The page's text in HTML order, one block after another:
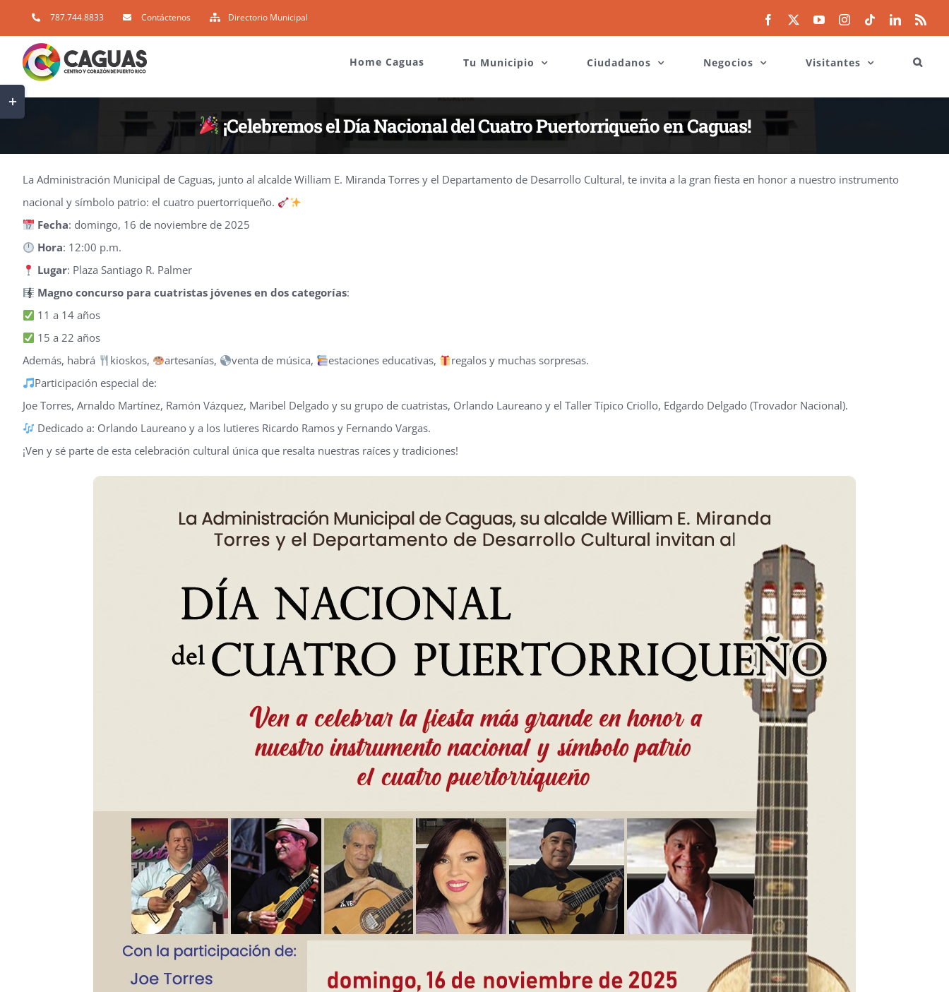
to
content
787.744.8833 Contáctenos Directorio Municipal Facebook YouTubeInstagram
TiktokLinkedIn
Home Caguas Tu Municipio Ciudadanos Negocios Visitantes
¡Celebremos el Día Nacional del Cuatro Puertorriqueño en Caguas!
La Administración Municipal de Caguas, junto al alcalde William E. Miranda Torres y el Departamento de Desarrollo Cultural, te invita a la gran fiesta en honor a nuestro instrumento
nacional y símbolo patrio: el cuatro puertorriqueño.
Fecha: domingo, 16 de noviembre de 2025
Hora: 12:00 p.m.
Lugar: Plaza Santiago R. Palmer
Magno concurso para cuatristas jóvenes en dos categorías:
11 a 14 años
15 a 22 años
Además, habrá
kioskos, artesanías, venta de música, estaciones educativas,
regalos y muchas sorpresas.
Participación especial de:
Joe Torres, Arnaldo Martínez, Ramón Vázquez, Maribel Delgado y su grupo de cuatristas, Orlando Laureano y el Taller Típico Criollo, Edgardo Delgado (Trovador Nacional).
Dedicado a: Orlando Laureano y a los lutieres Ricardo Ramos y Fernando Vargas.
¡Ven y sé parte de esta celebración cultural única que resalta nuestras raíces y tradiciones!
Toggle
Sliding